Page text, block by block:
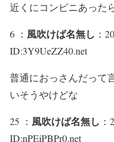
近くにコンビニあった
6 ： 風吹けば名無し ：
ID:3Y9UeZZ40.net
普通におっさんだって
いそうやけどな
25 ： 風吹けば名無し
ID:nPEiPBPr0.net